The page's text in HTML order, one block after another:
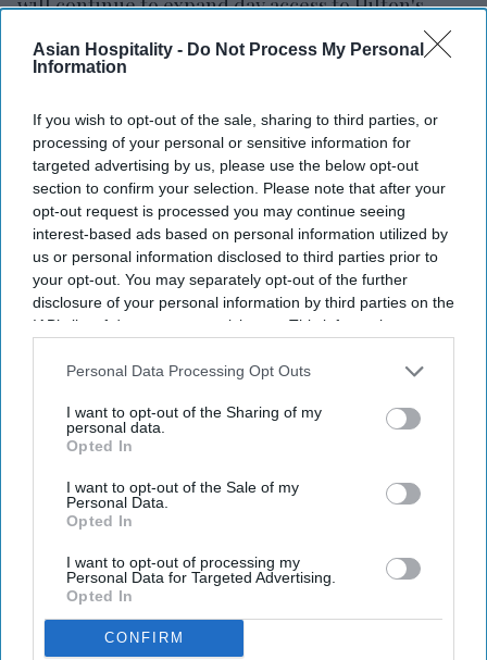
Asian Hospitality - Do Not Process My Personal
Information
If you wish to opt-out of the sale, sharing to third parties, or
processing of your personal or sensitive information for
targeted advertising by us, please use the below opt-out
section to confirm your selection. Please note that after your
opt-out request is processed you may continue seeing
interest-based ads based on personal information utilized by
us or personal information disclosed to third parties prior to
your opt-out. You may separately opt-out of the further
disclosure of your personal information by third parties on the
IAB’s list of downstream participants. This information may
Downstream Participantsthat may further disclose it to other
Personal Data Processing Opt Outs
I want to opt-out of the Sharing of my
personal data.
Opted In
I want to opt-out of the Sale of my
Personal Data.
Opted In
I want to opt-out of processing my
Personal Data for Targeted Advertising.
Opted In
CONFIRM
will continue to expand day access to Hilton's
resort and wellness amenities across the Americas
for three years. Locals and travelers will have
cabanas and resort experiences.
Hilton expanded its offerings in response to
changing traveler and consumer preferences,the
company said in a statement. Growing demand for
spa and wellness offerings prompted Hilton
properties to expand their day-use wellness
programs.
Newsletter
Subscribe to our weekly newsletter here